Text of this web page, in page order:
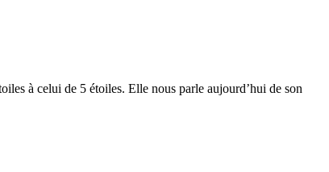
à celui de 5 étoiles. Elle nous parle aujourd’hui de son